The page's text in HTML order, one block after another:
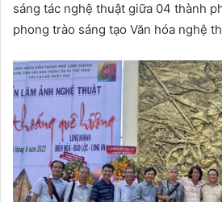
sáng tác nghệ thuật giữa 04 thành
phong trào sáng tạo Văn hóa nghệ